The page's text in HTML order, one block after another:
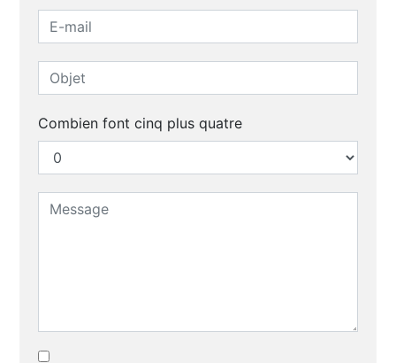
Combien font cinq plus quatre